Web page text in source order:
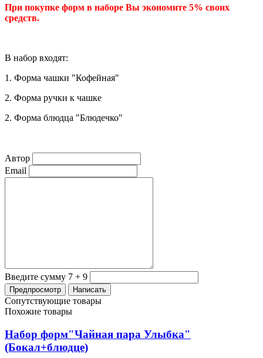
При покупке форм в наборе Вы экономите 5% своих
средств.
В набор входят:
1. Форма чашки "Кофейная"
2. Форма ручки к чашке
2. Форма блюдца "Блюдечко"
Автор
Email
Введите сумму 7 + 9
Сопутствующие товары
Похожие товары
Набор форм"Чайная пара Улыбка"
(Бокал+блюдце)